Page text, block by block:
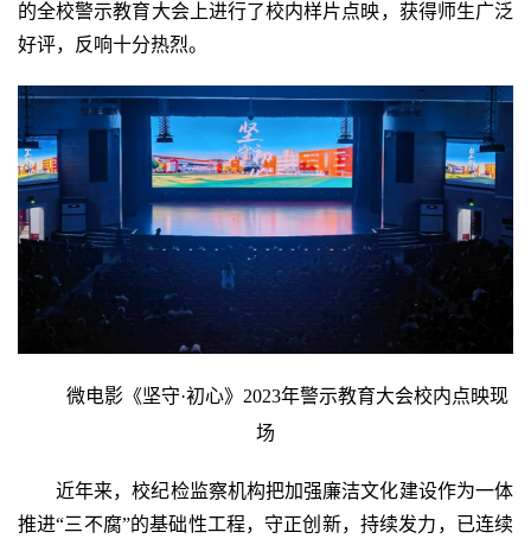
的全校警示教育大会上进行了校内样片点映，获得师生广泛
好评，反响十分热烈。
微电影《坚守·初心》2023年警示教育大会校内点映现
场
近年来，校纪检监察机构把加强廉洁文化建设作为一体
推进“三不腐”的基础性工程，守正创新，持续发力，已连续